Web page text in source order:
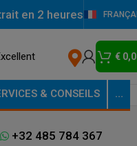
en 2 heures
€
& CONSEILS …
+32 485 784 367